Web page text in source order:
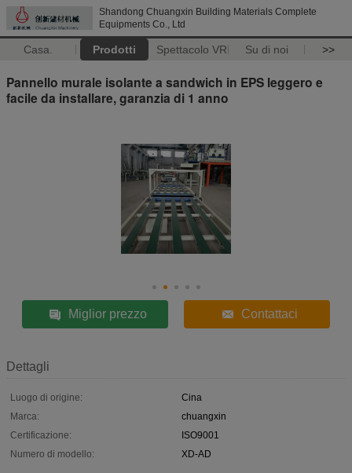
Shandong Chuangxin Building Materials Complete
Equipments Co., Ltd
Casa. Prodotti Spettacolo VR Su di noi >>
Pannello murale isolante a sandwich in EPS leggero e
facile da installare, garanzia di 1 anno
Miglior prezzo Contattaci
Dettagli
Luogo di origine:
Cina
Marca:
chuangxin
Certificazione:
ISO9001
Numero di modello:
XD-AD